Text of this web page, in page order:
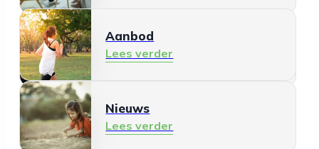
Schermgebruik
Lees verder
Aanbod
Lees verder
Nieuws
Lees verder